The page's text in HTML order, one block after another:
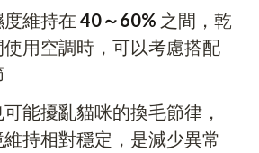
維持在 40～60% 之間，乾
用空調時，可以考慮搭配
能擾亂貓咪的換毛節律，
持相對穩定，是減少異常